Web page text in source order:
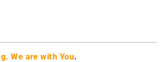
We are with You.